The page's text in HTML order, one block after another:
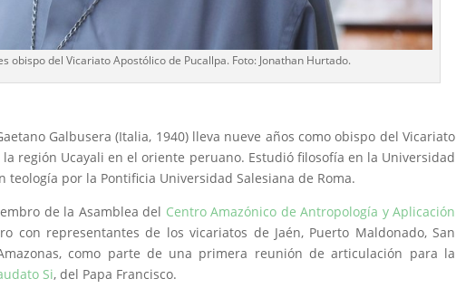
obispo del Vicariato Apostólico de Pucallpa. Foto: Jonathan Hurtado.
Galbusera (Italia, 1940) lleva nueve años como obispo del Vicariato
región Ucayali en el oriente peruano. Estudió filosofía en la Universidad
por la Pontificia Universidad Salesiana de Roma.
de la Asamblea del Centro Amazónico de Antropología y Aplicación
con representantes de los vicariatos de Jaén, Puerto Maldonado, San
como parte de una primera reunión de articulación para la
Si, del Papa Francisco.